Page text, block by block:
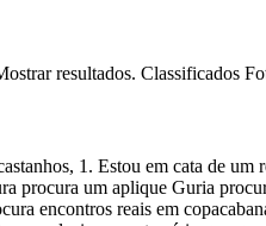
resultados. Classificados
1. Estou em cata de
procura um aplique Guria
encontros reais em